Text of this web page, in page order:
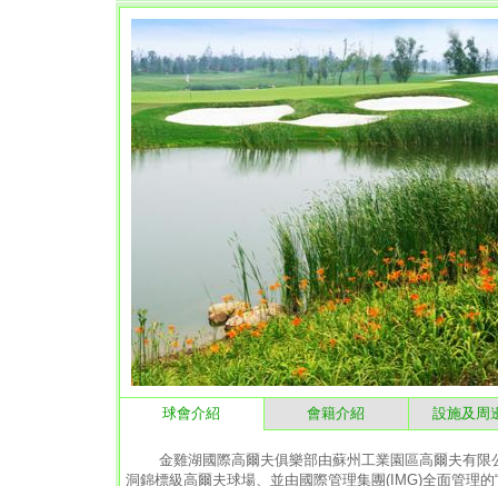
球會介紹 會籍介紹 設施及周
金雞湖國際高爾夫俱樂部由蘇州工業園區高爾夫有限
洞錦標級高爾夫球場、並由國際管理集團(IMG)全面管理